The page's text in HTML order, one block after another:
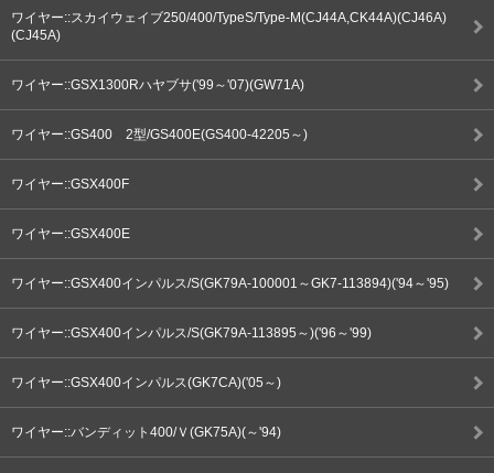
ワイヤー::スカイウェイブ250/400/TypeS/Type-M(CJ44A,CK44A)(CJ46A)
(CJ45A)
ワイヤー::GSX1300Rハヤブサ('99～'07)(GW71A)
ワイヤー::GS400 2型/GS400E(GS400-42205～)
ワイヤー::GSX400F
ワイヤー::GSX400E
ワイヤー::GSX400インパルス/S(GK79A-100001～GK7-113894)('94～'95)
ワイヤー::GSX400インパルス/S(GK79A-113895～)('96～'99)
ワイヤー::GSX400インパルス(GK7CA)('05～)
ワイヤー::バンディット400/Ｖ(GK75A)(～'94)